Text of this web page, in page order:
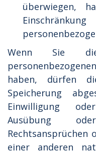
überwiegen,
Wenn Sie
haben, dürfen
Speicherung
Einwilligung
Ausübung
Rechtsansprüchen
einer anderen